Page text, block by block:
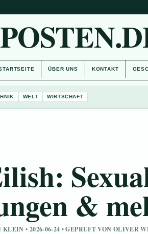
ÜBER UNS KONTAKT
WELT WIRTSCHAFT
&
• 2026-06-24 • GEPRUFT VON OLIVER